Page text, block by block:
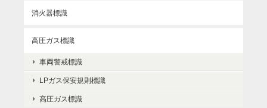
消火器標識
高圧ガス標識
車両警戒標識
LPガス保安規則標識
高圧ガス標識